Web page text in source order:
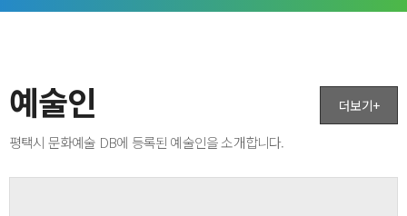
예술인
평택시 문화예술 DB에 등록된 예술인을 소개합니다.
더보기+